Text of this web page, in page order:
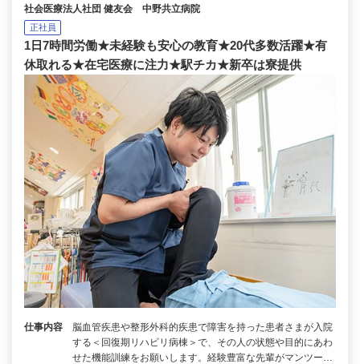
社会医療法人社団 健友会 中野共立病院
正社員
1日7時間労働★未経験も安心の教育★20代多数活躍★有
休取れる★在宅医療に注力★駅チカ★新卒は寮提供
仕事内容
脳⾎管疾患や整形外科的疾患で障害を持った患者さまが入院
する＜回復期リハビリ病棟＞で、その人の状態や目的にあわ
せた機能訓練をお願いします。経験豊富な先輩がマンツー…